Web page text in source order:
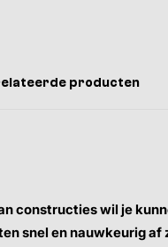
producten
constructies wil je
snel en nauwkeurig